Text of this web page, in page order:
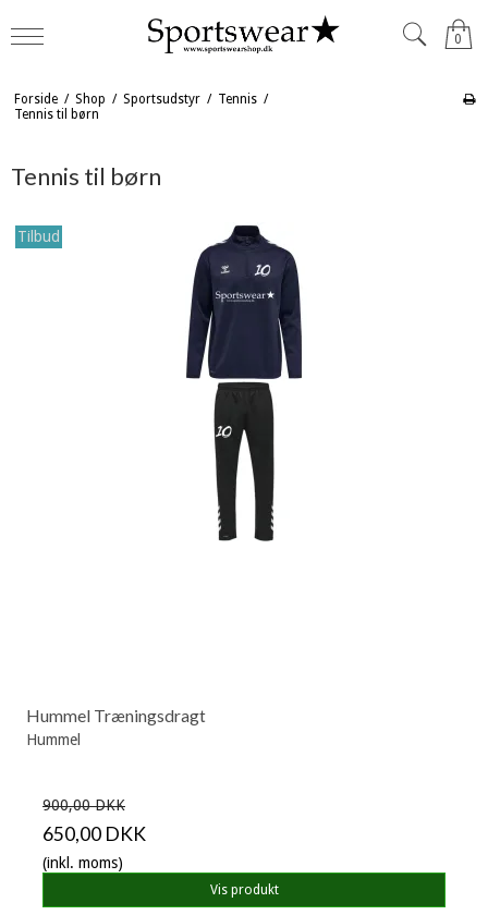
0
Forside / Shop / Sportsudstyr / Tennis /
Tennis til børn
Tennis til børn
Tilbud
Hummel Træningsdragt
Hummel
900,00 DKK
650,00 DKK
(inkl. moms)
Vis produkt